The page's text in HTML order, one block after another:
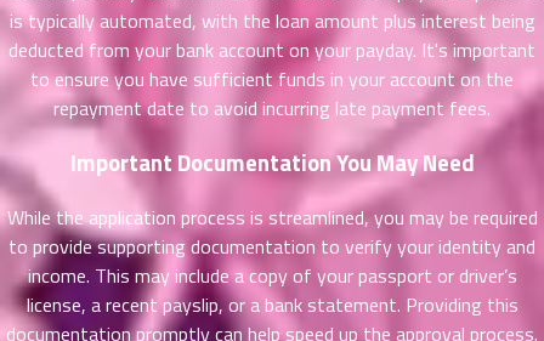
is typically automated, with the loan amount plus interest being
deducted from your bank account on your payday. It's important
to ensure you have sufficient funds in your account on the
repayment date to avoid incurring late payment fees.
Important Documentation You May Need
While the application process is streamlined, you may be required
to provide supporting documentation to verify your identity and
income. This may include a copy of your passport or driver’s
license, a recent payslip, or a bank statement. Providing this
documentation promptly can help speed up the approval process.
ที่
น
54
ตอน
ที่
น
55
ตอน
ที่
56
ตอน